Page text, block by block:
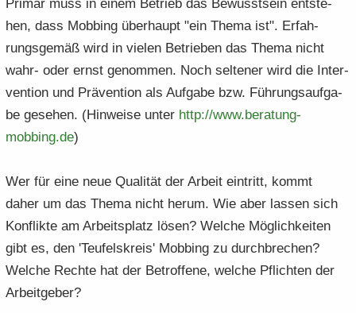
Pri­mär muss in einem Be­trieb das Be­wusst­sein ent­ste­
hen, dass Mob­bing über­haupt "ein Thema ist". Er­fah­
rungs­ge­mäß wird in vie­len Be­trie­ben das Thema nicht
wahr- oder ernst ge­nom­men. Noch sel­te­ner wird die In­ter­
ven­ti­on und Prä­ven­ti­on als Auf­ga­be bzw. Füh­rungs­auf­ga­
be ge­se­hen. (Hin­wei­se unter http:/​/​www.​beratung-​​
mobbing.​de)
Wer für eine neue Qua­li­tät der Ar­beit ein­tritt, kommt
daher um das Thema nicht herum. Wie aber las­sen sich
Kon­flik­te am Ar­beits­platz lösen? Wel­che Mög­lich­kei­ten
gibt es, den 'Teu­fels­kreis' Mob­bing zu durch­bre­chen?
Wel­che Rech­te hat der Be­trof­fe­ne, wel­che Pflich­ten der
Ar­beit­ge­ber?